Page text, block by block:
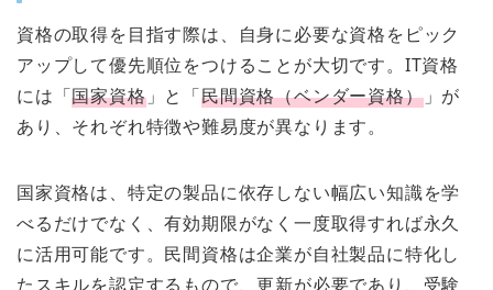
資格の取得を目指す際は、自身に必要な資格をピック
アップして優先順位をつけることが大切です。IT資格
には「国家資格」と「民間資格（ベンダー資格）」が
あり、それぞれ特徴や難易度が異なります。
国家資格は、特定の製品に依存しない幅広い知識を学
べるだけでなく、有効期限がなく一度取得すれば永久
に活用可能です。民間資格は企業が自社製品に特化し
たスキルを認定するもので、更新が必要であり、受験